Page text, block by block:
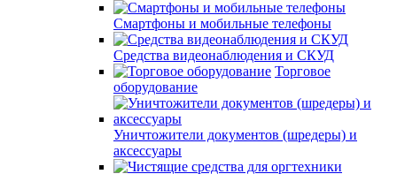
Смартфоны и мобильные телефоны
Средства видеонаблюдения и СКУД
Торговое
оборудование
Уничтожители документов (шредеры) и
аксессуары